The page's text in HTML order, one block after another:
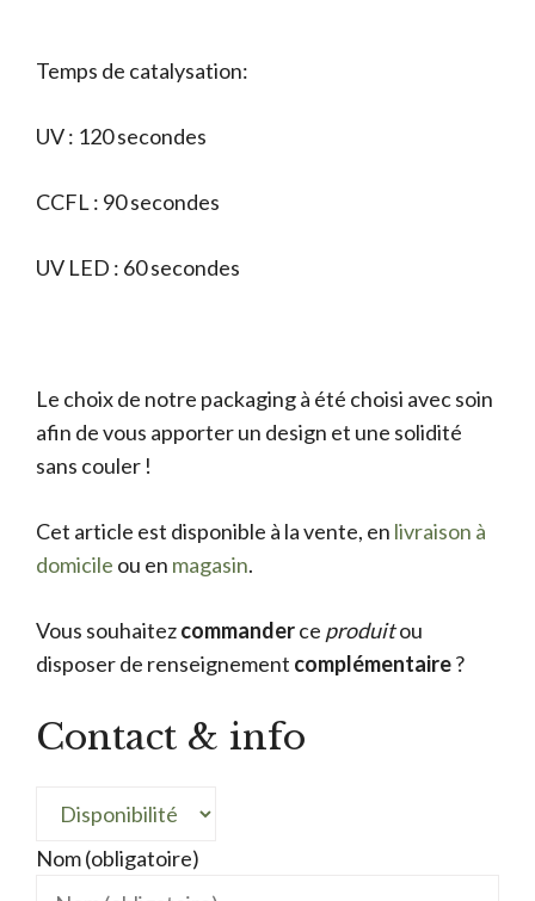
Temps de catalysation:
UV : 120 secondes
CCFL : 90 secondes
UV LED : 60 secondes
Le choix de notre packaging à été choisi avec soin
afin de vous apporter un design et une solidité
sans couler !
Cet article est disponible à la vente, en livraison à
domicile ou en magasin.
Vous souhaitezcommanderce produitou
disposer de renseignement complémentaire?
Contact & info
Nom (obligatoire)